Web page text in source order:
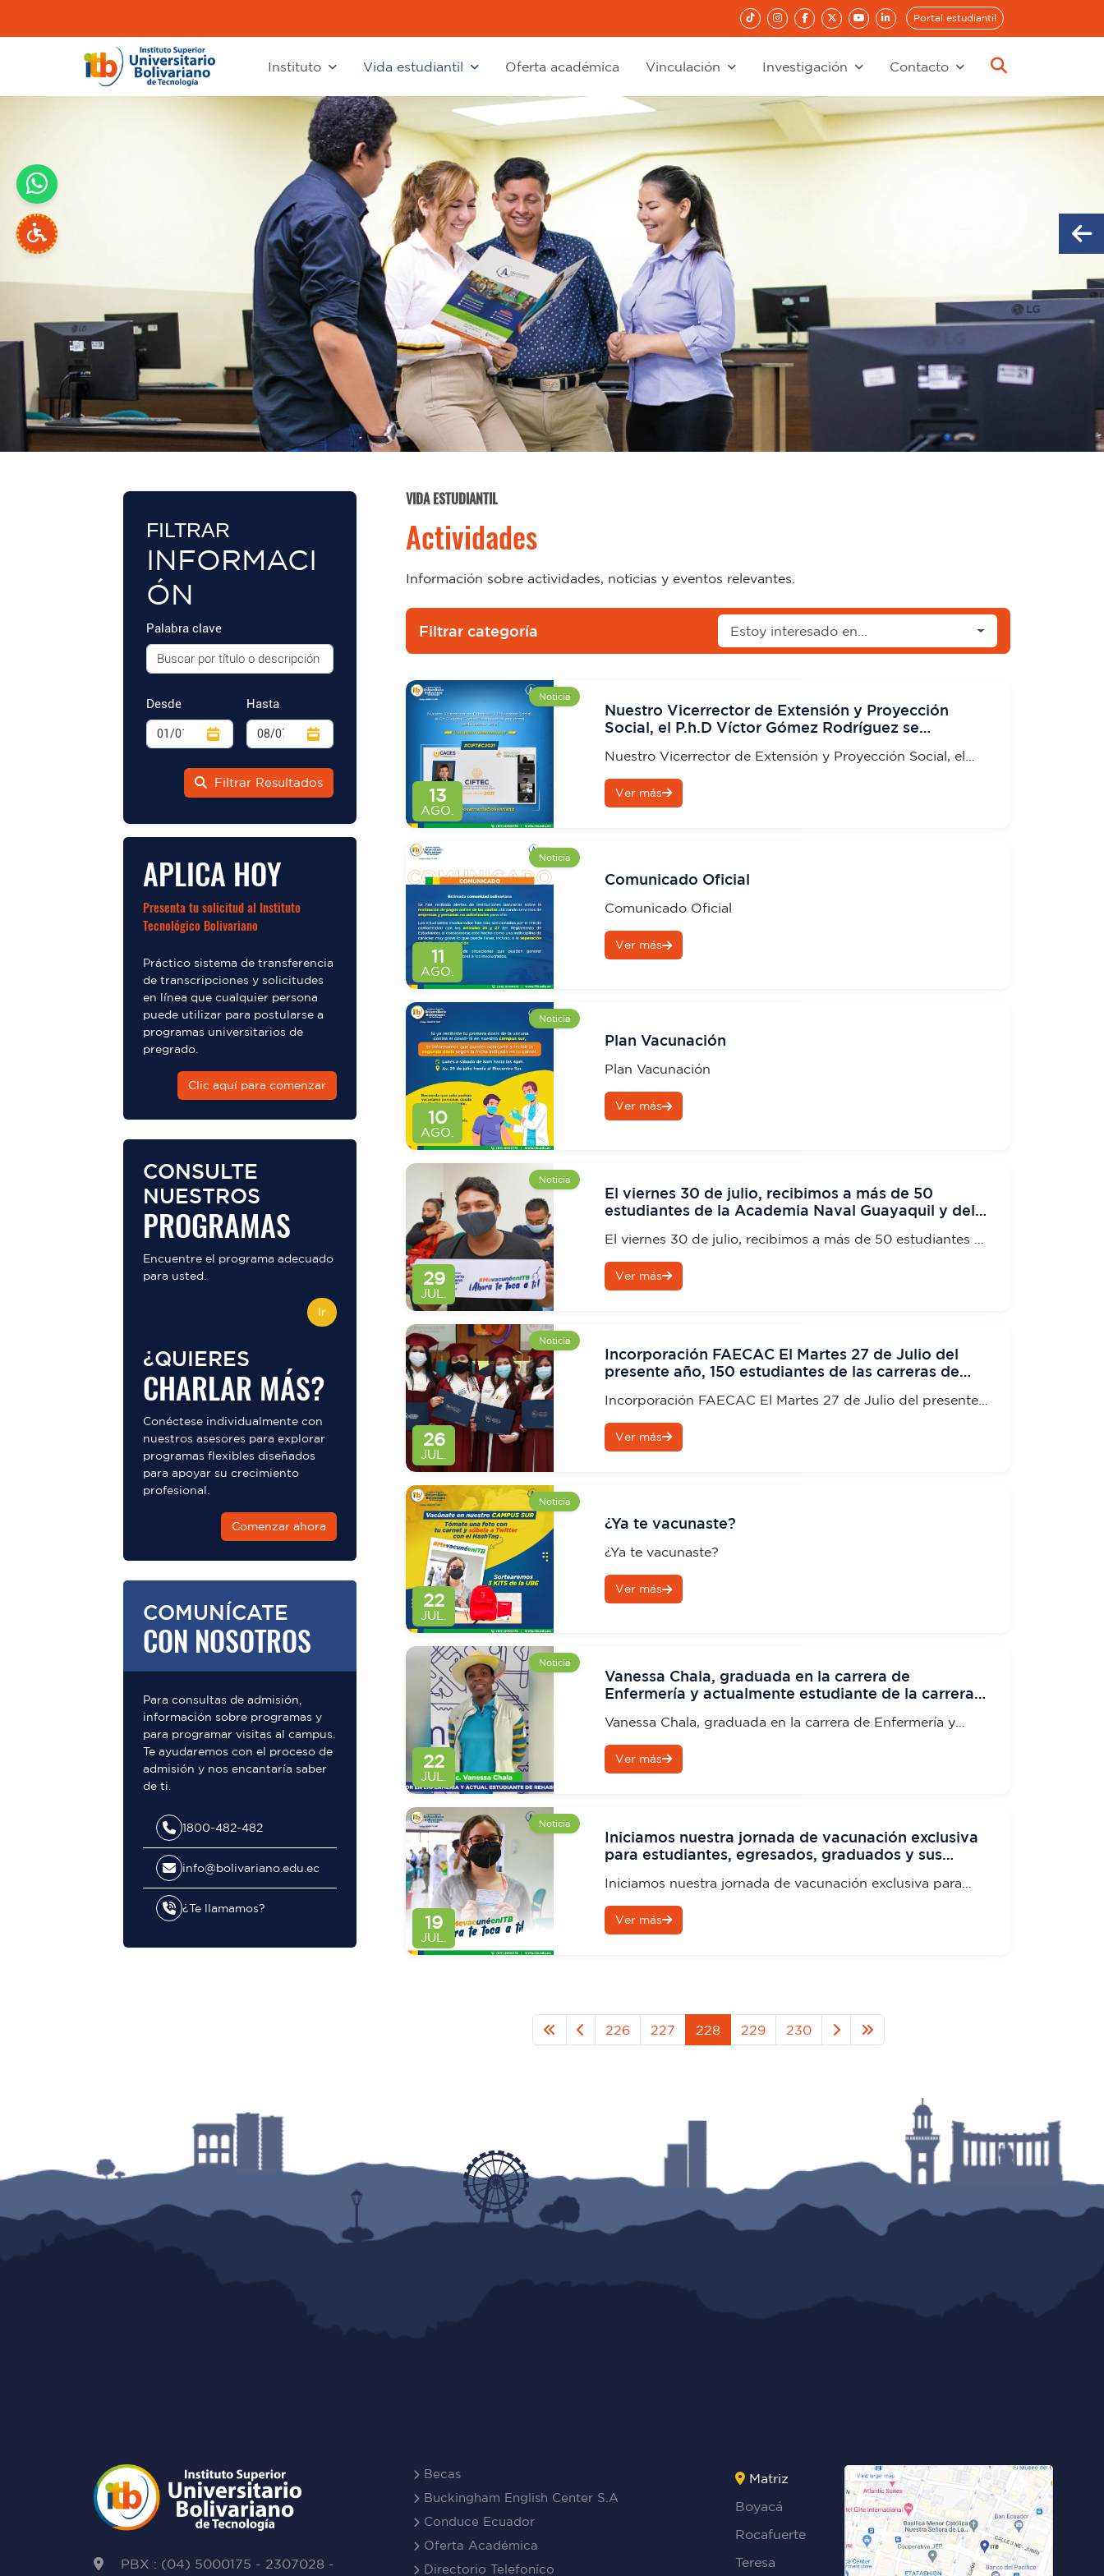
Portal estudiantil
Instituto Vida estudiantil Oferta académica Vinculación Investigación Contacto
FILTRAR
INFORMACI
ÓN
Palabra clave
Desde Hasta
Filtrar Resultados
APLICA HOY
Presenta tu solicitud al Instituto
Tecnológico Bolivariano
Práctico sistema de transferencia
de transcripciones y solicitudes
en línea que cualquier persona
puede utilizar para postularse a
programas universitarios de
pregrado.
Clic aquí para comenzar
CONSULTE
NUESTROS
PROGRAMAS
Encuentre el programa adecuado
para usted.
Ir
¿QUIERES
CHARLAR MÁS?
Conéctese individualmente con
nuestros asesores para explorar
programas flexibles diseñados
para apoyar su crecimiento
profesional.
Comenzar ahora
COMUNÍCATE
CON NOSOTROS
Para consultas de admisión,
información sobre programas y
para programar visitas al campus.
Te ayudaremos con el proceso de
admisión y nos encantaría saber
de ti.
1800-482-482
info@bolivariano.edu.ec
¿Te llamamos?
VIDA ESTUDIANTIL
Actividades
Información sobre actividades, noticias y eventos relevantes.
Filtrar categoría Estoy interesado en...
13
AGO.
Noticia
Nuestro Vicerrector de Extensión y Proyección
Social, el P.h.D Víctor Gómez Rodríguez se
Internacional CIFTEC
Nuestro Vicerrector de Extensión y Proyección Social, el
en el Congreso Internacional CIFTEC
Ver más
11
AGO.
Noticia
Comunicado Oficial
Comunicado Oficial
Ver más
10
AGO.
Noticia
Plan Vacunación
Plan Vacunación
Ver más
29
JUL.
Noticia
El viernes 30 de julio, recibimos a más de 50
estudiantes de la Academia Naval Guayaquil y del
El viernes 30 de julio, recibimos a más de 50 estudiantes de
Rocafuerte
Ver más
26
JUL.
Noticia
Incorporación FAECAC El Martes 27 de Julio del
presente año, 150 estudiantes de las carreras de
Incorporación FAECAC El Martes 27 de Julio del presente
Contabilidad y Sistemas
Ver más
22
JUL.
Noticia
¿Ya te vacunaste?
¿Ya te vacunaste?
Ver más
22
JUL.
Noticia
Vanessa Chala, graduada en la carrera de
Enfermería y actualmente estudiante de la carrera
Vanessa Chala, graduada en la carrera de Enfermería y
en Rehabilitación Física
Ver más
19
JUL.
Noticia
Iniciamos nuestra jornada de vacunación exclusiva
para estudiantes, egresados, graduados y sus
Iniciamos nuestra jornada de vacunación exclusiva para
Ver más
226 227 228 229 230
PBX : (04) 5000175 - 2307028 -
Becas
Buckingham English Center S.A
Conduce Ecuador
Oferta Académica
Directorio Telefoníco
Matriz
Boyacá
Rocafuerte
Teresa